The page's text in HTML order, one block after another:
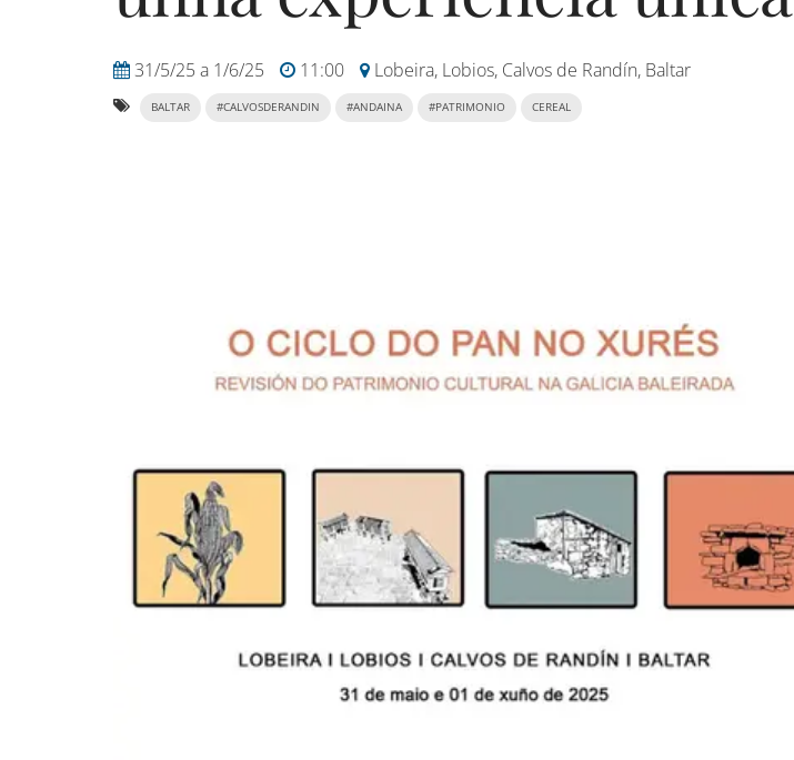
31/5/25 a 1/6/25 11:00 Lobeira, Lobios, Calvos de Randín, Baltar
BALTAR #CALVOSDERANDIN #ANDAINA #PATRIMONIO CEREAL